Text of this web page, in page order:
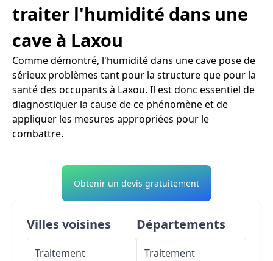
traiter l'humidité dans une
cave à Laxou
Comme démontré, l'humidité dans une cave pose de
sérieux problèmes tant pour la structure que pour la
santé des occupants à Laxou. Il est donc essentiel de
diagnostiquer la cause de ce phénomène et de
appliquer les mesures appropriées pour le
combattre.
Obtenir un devis gratuitement
Villes voisines
Traitement
Départements
Traitement